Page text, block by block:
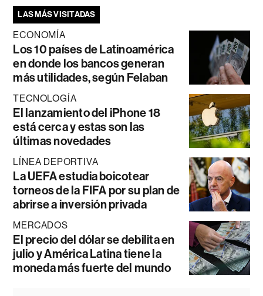
LAS MÁS VISITADAS
ECONOMÍA
Los 10 países de Latinoamérica
en donde los bancos generan
más utilidades, según Felaban
TECNOLOGÍA
El lanzamiento del iPhone 18
está cerca y estas son las
últimas novedades
LÍNEA DEPORTIVA
La UEFA estudia boicotear
torneos de la FIFA por su plan de
abrirse a inversión privada
MERCADOS
El precio del dólar se debilita en
julio y América Latina tiene la
moneda más fuerte del mundo